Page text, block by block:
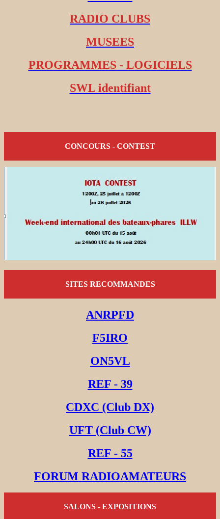
RADIO CLUBS
MUSEES
PROGRAMMES - LOGICIELS
SWL identifiant
CONCOURS - CONTEST
SITES RECOMMANDES
ANRPFD
F5IRO
ON5VL
REF - 39
CDXC (Club DX)
UFT (Club CW)
REF - 55
FORUM RADIOAMATEURS
SALONS - EXPOSITIONS